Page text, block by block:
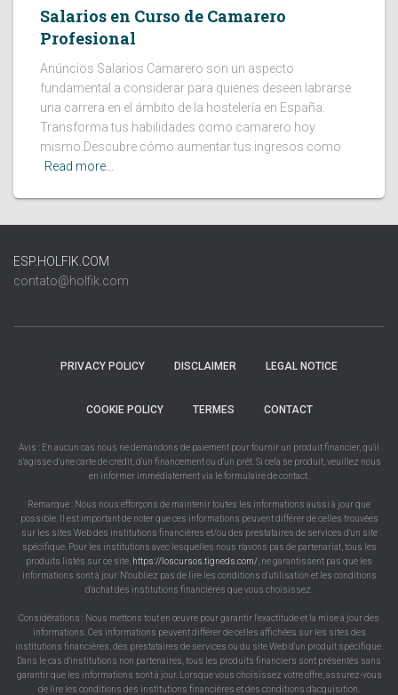
Salarios en Curso de Camarero
Profesional
Anúncios Salarios Camarero son un aspecto
fundamental a considerar para quienes deseen labrarse
una carrera en el ámbito de la hostelería en España.
Transforma tus habilidades como camarero hoy
mismo.Descubre cómo aumentar tus ingresos como
Read more…
ESP.HOLFIK.COM
contato@holfik.com
PRIVACY POLICY DISCLAIMER LEGAL NOTICE
COOKIE POLICY TERMES CONTACT
Avis : En aucun cas nous ne demandons de paiement pour fournir un produit financier, qu'il
s'agisse d'une carte de crédit, d'un financement ou d'un prêt. Si cela se produit, veuillez nous
en informer immédiatement via le formulaire de contact.
Remarque : Nous nous efforçons de maintenir toutes les informations aussi à jour que
possible. Il est important de noter que ces informations peuvent différer de celles trouvées
sur les sites Web des institutions financières et/ou des prestataires de services d'un site
spécifique. Pour les institutions avec lesquelles nous n'avons pas de partenariat, tous les
produits listés sur ce site, https://loscursos.tigneds.com/ , ne garantissent pas que les
informations sont à jour. N'oubliez pas de lire les conditions d'utilisation et les conditions
d'achat des institutions financières que vous choisissez.
Considérations : Nous mettons tout en œuvre pour garantir l'exactitude et la mise à jour des
informations. Ces informations peuvent différer de celles affichées sur les sites des
institutions financières, des prestataires de services ou du site Web d'un produit spécifique.
Dans le cas d'institutions non partenaires, tous les produits financiers sont présentés sans
garantir que les informations sont à jour. Lorsque vous choisissez votre offre, assurez-vous
de lire les conditions des institutions financières et des conditions d'acquisition.